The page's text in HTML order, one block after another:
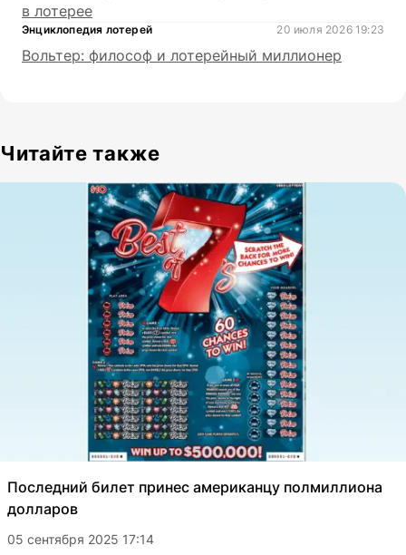
в лотерее
Энциклопедия лотерей 20 июля 2026 19:23
Вольтер: философ и лотерейный миллионер
Читайте также
Последний билет принес американцу полмиллиона
долларов
05 сентября 2025 17:14